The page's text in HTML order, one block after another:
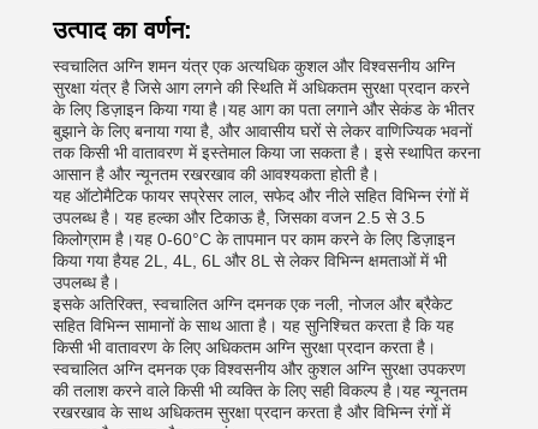
उत्पाद का वर्णन:
स्वचालित अग्नि शमन यंत्र एक अत्यधिक कुशल और विश्वसनीय अग्नि
सुरक्षा यंत्र है जिसे आग लगने की स्थिति में अधिकतम सुरक्षा प्रदान करने
के लिए डिज़ाइन किया गया है।यह आग का पता लगाने और सेकंड के भीतर
बुझाने के लिए बनाया गया है, और आवासीय घरों से लेकर वाणिज्यिक भवनों
तक किसी भी वातावरण में इस्तेमाल किया जा सकता है। इसे स्थापित करना
आसान है और न्यूनतम रखरखाव की आवश्यकता होती है।
यह ऑटोमैटिक फायर सप्रेसर लाल, सफेद और नीले सहित विभिन्न रंगों में
उपलब्ध है। यह हल्का और टिकाऊ है, जिसका वजन 2.5 से 3.5
किलोग्राम है।यह 0-60°C के तापमान पर काम करने के लिए डिज़ाइन
किया गया हैयह 2L, 4L, 6L और 8L से लेकर विभिन्न क्षमताओं में भी
उपलब्ध है।
इसके अतिरिक्त, स्वचालित अग्नि दमनक एक नली, नोजल और ब्रैकेट
सहित विभिन्न सामानों के साथ आता है। यह सुनिश्चित करता है कि यह
किसी भी वातावरण के लिए अधिकतम अग्नि सुरक्षा प्रदान करता है।
स्वचालित अग्नि दमनक एक विश्वसनीय और कुशल अग्नि सुरक्षा उपकरण
की तलाश करने वाले किसी भी व्यक्ति के लिए सही विकल्प है।यह न्यूनतम
रखरखाव के साथ अधिकतम सुरक्षा प्रदान करता है और विभिन्न रंगों में